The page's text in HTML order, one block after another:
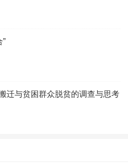
吃的、喝的、用的都比城市
种误读的表象，是既有发展
，是现今发展还未充分证明
迁与贫困群众脱贫的调查与思考